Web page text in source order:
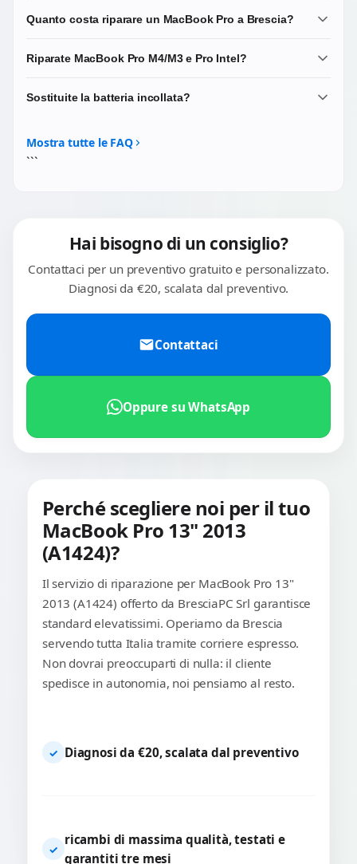
Quanto costa riparare un MacBook Pro a Brescia?
Liquid Retina XDR pannelli costano di piu. Microsoldering
Riparate MacBook Pro M4/M3 e Pro Intel?
Touch Bar 2016-2019, Retina 2012-2015, 17 legacy.
Sostituite la batteria incollata?
strip sicura. Garanzia 3 mesi.
Mostra tutte le FAQ
```
Hai bisogno di un consiglio?
Contattaci per un preventivo gratuito e personalizzato.
Diagnosi da €20, scalata dal preventivo.
Contattaci
Oppure su WhatsApp
Perché scegliere noi per il tuo
MacBook Pro 13" 2013
(A1424)?
Il servizio di riparazione per MacBook Pro 13"
2013 (A1424) offerto da BresciaPC Srl garantisce
standard elevatissimi. Operiamo da Brescia
servendo tutta Italia tramite corriere espresso.
Non dovrai preoccuparti di nulla: il cliente
spedisce in autonomia, noi pensiamo al resto.
✓ Diagnosi da €20, scalata dal preventivo
✓
ricambi di massima qualità, testati e
garantiti tre mesi